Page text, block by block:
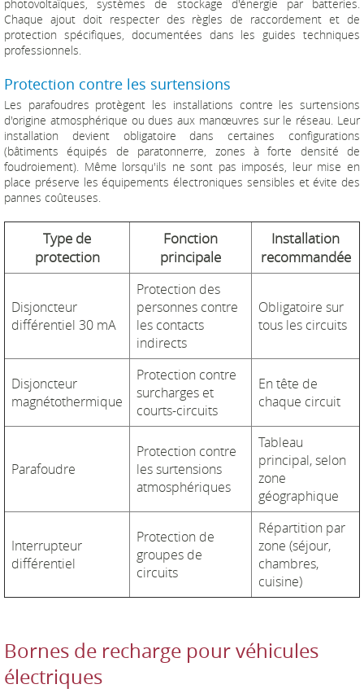
photovoltaïques, systèmes de stockage d'énergie par batteries.
Chaque ajout doit respecter des règles de raccordement et de
protection spécifiques, documentées dans les guides techniques
professionnels.
Protection contre les surtensions
Les parafoudres protègent les installations contre les surtensions
d'origine atmosphérique ou dues aux manœuvres sur le réseau. Leur
installation devient obligatoire dans certaines configurations
(bâtiments équipés de paratonnerre, zones à forte densité de
foudroiement). Même lorsqu'ils ne sont pas imposés, leur mise en
place préserve les équipements électroniques sensibles et évite des
pannes coûteuses.
Type de
protection
Fonction
principale
Installation
recommandée
Disjoncteur
différentiel 30 mA
Protection des
personnes contre
les contacts
indirects
Obligatoire sur
tous les circuits
Disjoncteur
magnétothermique
Protection contre
surcharges et
courts-circuits
En tête de
chaque circuit
Parafoudre
Protection contre
les surtensions
atmosphériques
Tableau
principal, selon
zone
géographique
Interrupteur
différentiel
Protection de
groupes de
circuits
Répartition par
zone (séjour,
chambres,
cuisine)
Bornes de recharge pour véhicules
électriques